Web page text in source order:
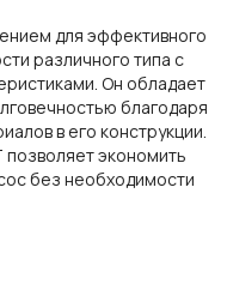
для эффективного
различного типа с
Он обладает
благодаря
в его конструкции.
позволяет экономить
без необходимости